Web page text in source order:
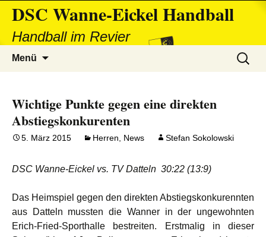
DSC Wanne-Eickel Handball
Handball im Revier
Menü
Suchen
nach:
Wichtige Punkte gegen eine direkten
Abstiegskonkurenten
5. März 2015 Herren News Stefan Sokolowski
DSC Wanne-Eickel vs. TV Datteln 30:22 (13:9)
Das Heimspiel gegen den direkten Abstiegskonkurennten
aus Datteln mussten die Wanner in der ungewohnten
Erich-Fried-Sporthalle bestreiten. Erstmalig in dieser